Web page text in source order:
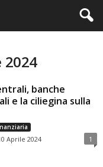
2024
banche
e la ciliegina sulla
Aprile 2024 1